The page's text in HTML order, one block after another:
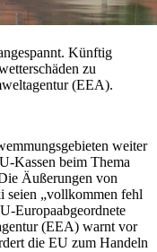
Künftig
zu
(EEA).
weiter
Kassen beim Thema
Äußerungen­ von
seien „vollkommen fehl
Europaabgeordnete
(EEA) warnt vor
die EU zum Handeln